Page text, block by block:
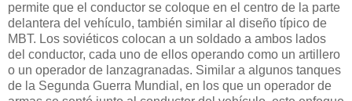
permite que el conductor se coloque en el centro de la parte
delantera del vehículo, también similar al diseño típico de
MBT. Los soviéticos colocan a un soldado a ambos lados
del conductor, cada uno de ellos operando como un artillero
o un operador de lanzagranadas. Similar a algunos tanques
de la Segunda Guerra Mundial, en los que un operador de